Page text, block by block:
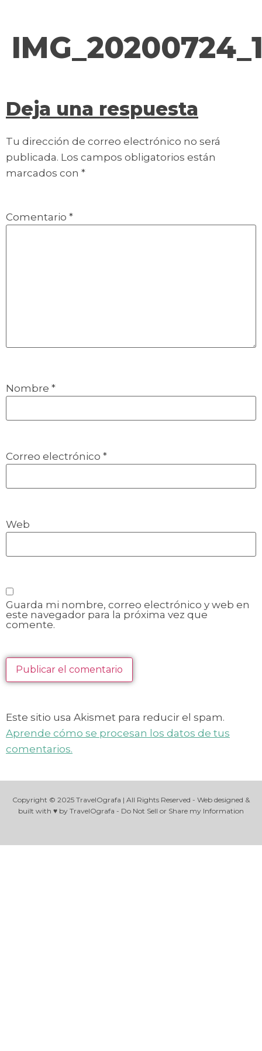
Deja una respuesta
Tu dirección de correo electrónico no será
publicada. Los campos obligatorios están
marcados con *
Comentario *
Nombre *
Correo electrónico *
Web
Guarda mi nombre, correo electrónico y web en
este navegador para la próxima vez que
comente.
Este sitio usa Akismet para reducir el spam.
Aprende cómo se procesan los datos de tus
comentarios.
Copyright © 2025 TravelOgrafa | All Rights Reserved - Web designed &
built with ♥ by TravelOgrafa - Do Not Sell or Share my Information